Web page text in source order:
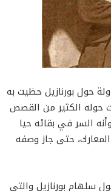
حول بورنازيل حظيت به
حوله الكثير من القصص
السر في بقائه حيا
حتى جاز وصفه
سلهام بورنازيل والتي